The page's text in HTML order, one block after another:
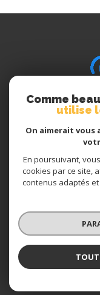
© 2026 | Tous droits
Nos honoraires
Plan
Comme
utilise
On aimerait vous
En poursuivant,
cookies par ce site,
contenus adaptés
TOUT